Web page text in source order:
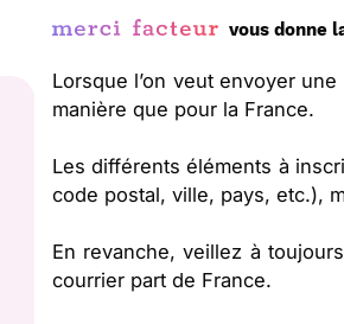
vous donne
Lorsque l’on veut envoyer
manière que pour la France.
Les différents éléments à
code postal, ville, pays, etc.),
En revanche, veillez à
courrier part de France.